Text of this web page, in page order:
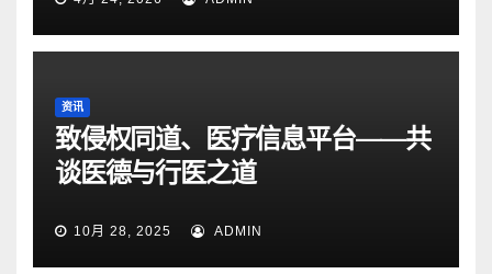
资讯
致侵权同道、医疗信息平台——共
谈医德与行医之道
10月 28, 2025 ADMIN